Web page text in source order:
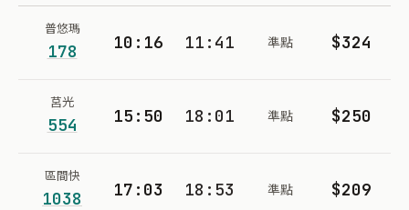
普悠瑪
178 10:16 11:41 準點 $324
莒光
554 15:50 18:01 準點 $250
區間快
1038 17:03 18:53 準點 $209